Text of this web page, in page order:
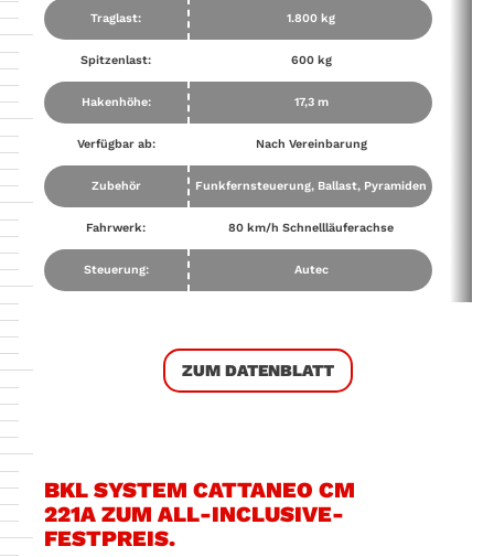
Traglast: 1.800 kg
Spitzenlast: 600 kg
Hakenhöhe: 17,3 m
Verfügbar ab: Nach Vereinbarung
Zubehör Funkfernsteuerung, Ballast, Pyramiden
Fahrwerk: 80 km/h Schnellläuferachse
Steuerung: Autec
ZUM DATENBLATT
BKL SYSTEM CATTANEO CM
221A ZUM ALL-INCLUSIVE-
FESTPREIS.